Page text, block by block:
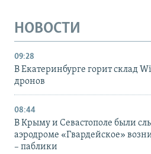
НОВОСТИ
09:28
В Екатеринбурге горит склад
дронов
08:44
В Крыму и Севастополе были
аэродроме «Гвардейское»
– паблики